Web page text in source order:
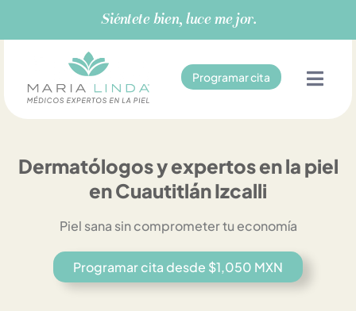
contenido
Siéntete bien, luce mejor.
Programar cita
Dermatólogos y expertos en la piel
en Cuautitlán Izcalli
Piel sana sin comprometer tu economía
Programar cita desde $1,050 MXN